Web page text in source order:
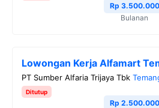
Rp 3.500.000
Bulanan
Lowongan Kerja Alfamart
PT Sumber Alfaria Trijaya Tbk
Ditutup
Rp 2.500.000